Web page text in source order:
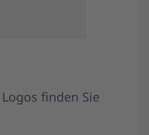
finden Sie